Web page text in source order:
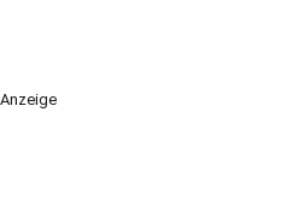
Anzeige